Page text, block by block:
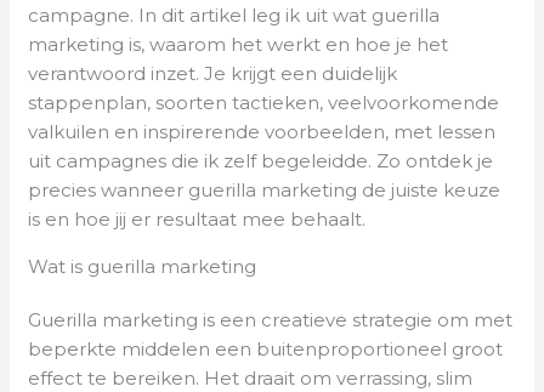
campagne. In dit artikel leg ik uit wat guerilla
marketing is, waarom het werkt en hoe je het
verantwoord inzet. Je krijgt een duidelijk
stappenplan, soorten tactieken, veelvoorkomende
valkuilen en inspirerende voorbeelden, met lessen
uit campagnes die ik zelf begeleidde. Zo ontdek je
precies wanneer guerilla marketing de juiste keuze
is en hoe jij er resultaat mee behaalt.
Wat is guerilla marketing
Guerilla marketing is een creatieve strategie om met
beperkte middelen een buitenproportioneel groot
effect te bereiken. Het draait om verrassing, slim